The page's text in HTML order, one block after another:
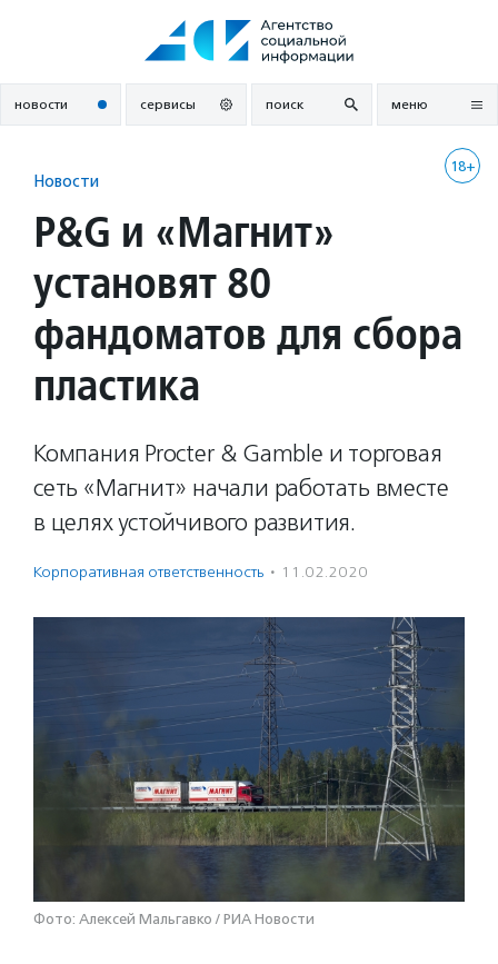
новости сервисы поиск меню
18+
Новости
P&G и «Магнит»
установят 80
фандоматов для сбора
пластика
Компания Procter & Gamble и торговая
сеть «Магнит» начали работать вместе
в целях устойчивого развития.
Корпоративная ответственность · 11.02.2020
Фото: Алексей Мальгавко / РИА Новости